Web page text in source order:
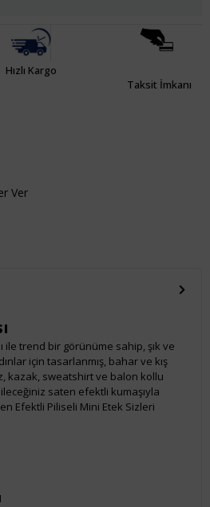
Hızlı Kargo
Taksit İmkanı
Ver
ile trend bir görünüme sahip, şık ve
için tasarlanmış, bahar ve kış
kazak, sweatshirt ve balon kollu
saten efektli kumaşıyla
Efektli Piliseli Mini Etek Sizleri